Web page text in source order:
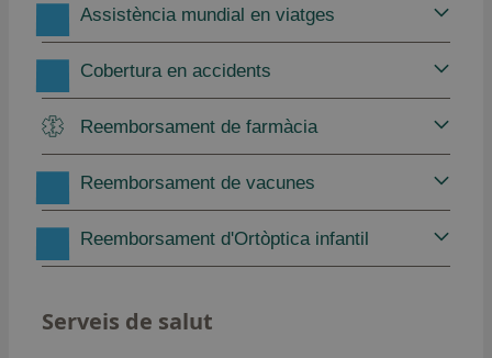
Assistència mundial en viatges
Cobertura en accidents
Reemborsament de farmàcia
Reemborsament de vacunes
Reemborsament d'Ortòptica infantil
Serveis de salut